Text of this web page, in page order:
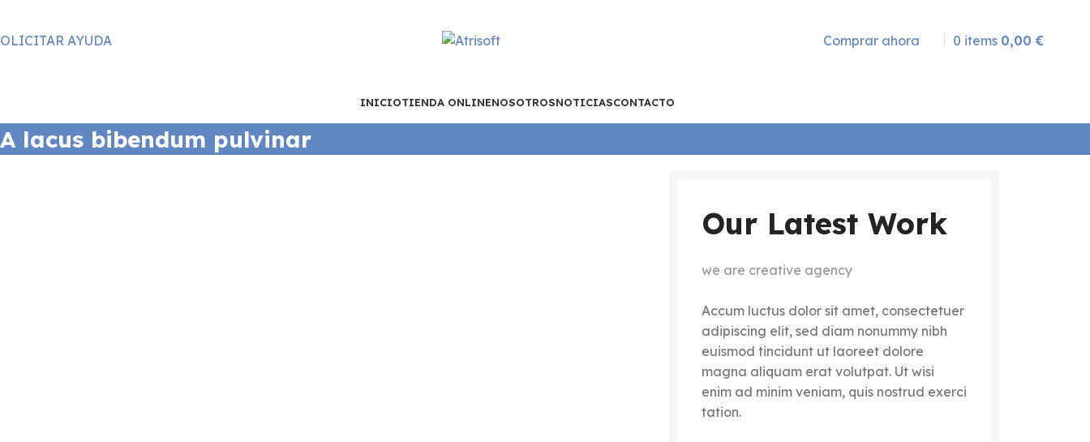
AYUDA Comprar ahora 0 items 0,00€
INICIOTIENDA ONLINENOSOTROSNOTICIASCONTACTO
A lacus bibendum pulvinar
Our Latest Work
we are creative agency
Accum luctus dolor sit amet, consectetuer
adipiscing elit, sed diam nonummy nibh
euismod tincidunt ut laoreet dolore
magna aliquam erat volutpat. Ut wisi
enim ad minim veniam, quis nostrud exerci
tation.